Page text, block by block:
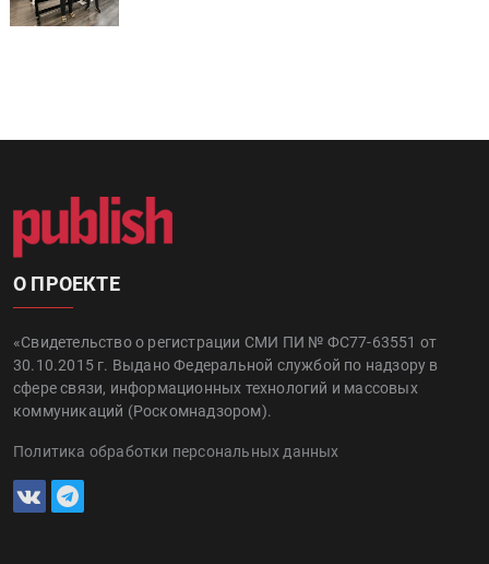
О ПРОЕКТЕ
«Свидетельство о регистрации СМИ ПИ № ФС77-63551 от
30.10.2015 г. Выдано Федеральной службой по надзору в
сфере связи, информационных технологий и массовых
коммуникаций (Роскомнадзором).
Политика обработки персональных данных